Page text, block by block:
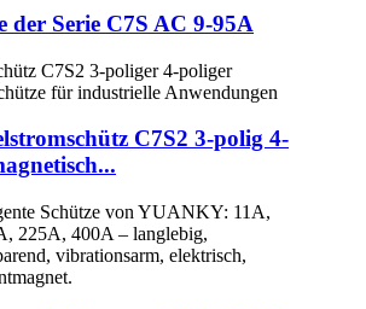
der Serie C7S AC 9-95A
C7S2 3-polig 4-